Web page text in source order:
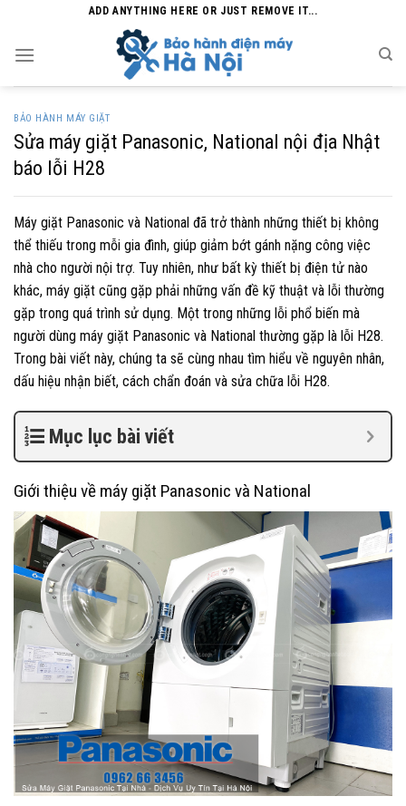
content
ADD ANYTHING HERE OR JUST REMOVE IT...
BẢO HÀNH MÁY GIẶT
Sửa máy giặt Panasonic, National nội địa Nhật
báo lỗi H28
Máy giặt Panasonic và National đã trở thành những thiết bị không
thể thiếu trong mỗi gia đình, giúp giảm bớt gánh nặng công việc
nhà cho người nội trợ. Tuy nhiên, như bất kỳ thiết bị điện tử nào
khác, máy giặt cũng gặp phải những vấn đề kỹ thuật và lỗi thường
gặp trong quá trình sử dụng. Một trong những lỗi phổ biến mà
người dùng máy giặt Panasonic và National thường gặp là lỗi H28.
Trong bài viết này, chúng ta sẽ cùng nhau tìm hiểu về nguyên nhân,
dấu hiệu nhận biết, cách chẩn đoán và sửa chữa lỗi H28.
Mục lục bài viết
Giới thiệu về máy giặt Panasonic và National